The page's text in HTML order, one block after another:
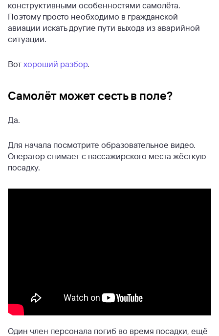
конструктивными особенностями самолёта.
Поэтому просто необходимо в гражданской
авиации искать другие пути выхода из аварийной
ситуации.
Вотхороший разбор.
Самолёт может сесть в поле?
Да.
Для начала посмотрите образовательное видео.
Оператор снимает с пассажирского места жёсткую
посадку.
Один член персонала погиб во время посадки, ещё